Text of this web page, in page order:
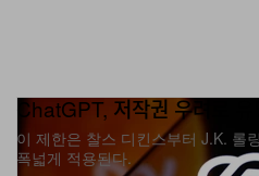
ChatGPT, 저작권 우려로
이 제한은 찰스 디킨스부터 J.K. 롤
폭넓게 적용된다.